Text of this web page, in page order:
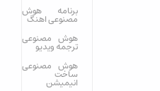
برنامه هوش
مصنوعی اهنگ
هوش مصنوعی
ترجمه ویدیو
هوش مصنوعی
ساخت
انیمیشن